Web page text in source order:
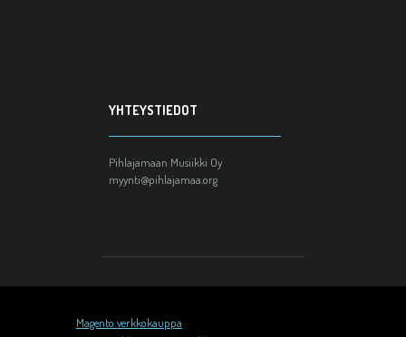
YHTEYSTIEDOT
Pihlajamaan Musiikki Oy
myynti@pihlajamaa.org
Magento verkkokauppa